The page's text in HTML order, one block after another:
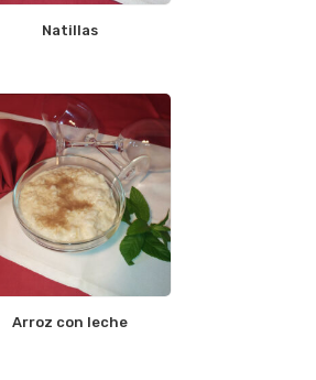
Natillas
Arroz con leche